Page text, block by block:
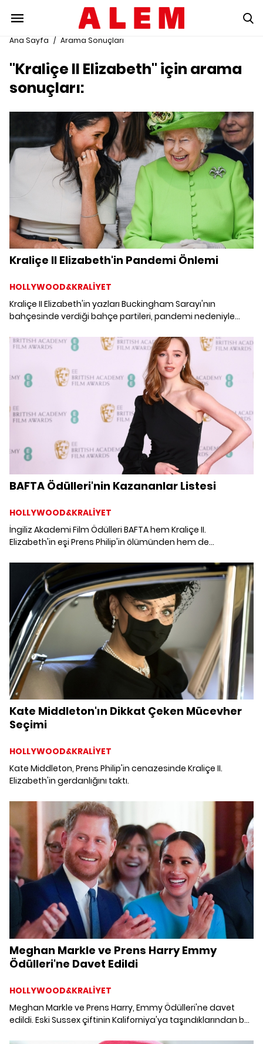
Ana Sayfa / Arama Sonuçları
"Kraliçe II Elizabeth" için arama
sonuçları:
Kraliçe II Elizabeth'in Pandemi Önlemi
HOLLYWOOD&KRALİYET
Kraliçe II Elizabeth'in yazları Buckingham Sarayı'nın
bahçesinde verdiği bahçe partileri, pandemi nedeniyle
BAFTA Ödülleri'nin Kazananlar Listesi
HOLLYWOOD&KRALİYET
İngiliz Akademi Film Ödülleri BAFTA hem Kraliçe II.
Elizabeth'in eşi Prens Philip'in ölümünden hem de
geçti. Londra'daki Royal Albert Hall'da düzenlenen 2021
BAFTA Ödülleri'ne Prens William ve Düşes Kate
cenazelerinden dolayı katılamadı. “Nomadland”ın damga
vurduğu gecenin tüm kazananlar listesini bir araya
getirdik.
Kate Middleton'ın Dikkat Çeken Mücevher
Seçimi
HOLLYWOOD&KRALİYET
Kate Middleton, Prens Philip'in cenazesinde Kraliçe II.
Elizabeth'in gerdanlığını taktı.
Meghan Markle ve Prens Harry Emmy
Ödülleri'ne Davet Edildi
HOLLYWOOD&KRALİYET
Meghan Markle ve Prens Harry, Emmy Ödülleri'ne davet
edildi. Eski Sussex çiftinin Kaliforniya'ya taşındıklarından bu